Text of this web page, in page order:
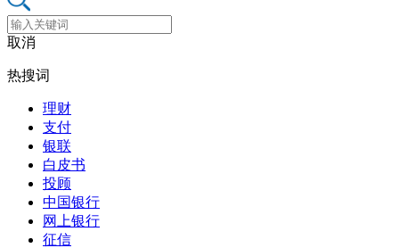
取消
热搜词
理财
支付
银联
白皮书
投顾
中国银行
网上银行
征信